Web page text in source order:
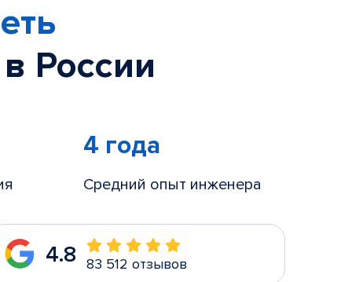
России
4 года
Средний опыт инженера
4.8 83 512 отзывов